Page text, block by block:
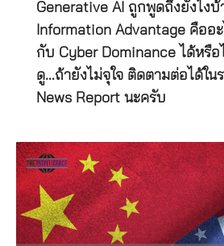
Generative AI ถูกพูดถึงยังไง
Information Advantage คืออะ
กับ Cyber Dominance ได้หรื
ดู…ถ้ายังไม่จุใจ ติดตามต่อได้ใน
News Report นะครับ